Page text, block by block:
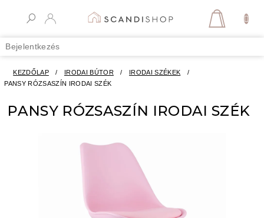
Bejelentkezés
KOSÁR
KEZDŐLAP / IRODAI BÚTOR / IRODAI SZÉKEK
/
PANSY RÓZSASZÍN IRODAI SZÉK
PANSY RÓZSASZÍN IRODAI SZÉK